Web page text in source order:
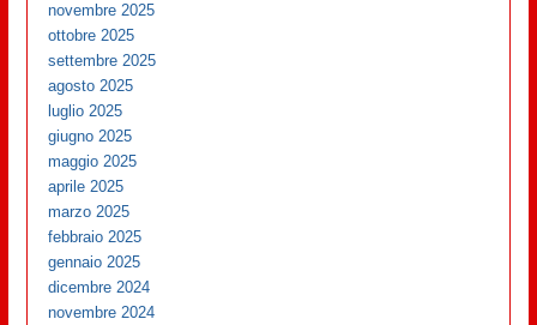
novembre 2025
ottobre 2025
settembre 2025
agosto 2025
luglio 2025
giugno 2025
maggio 2025
aprile 2025
marzo 2025
febbraio 2025
gennaio 2025
dicembre 2024
novembre 2024